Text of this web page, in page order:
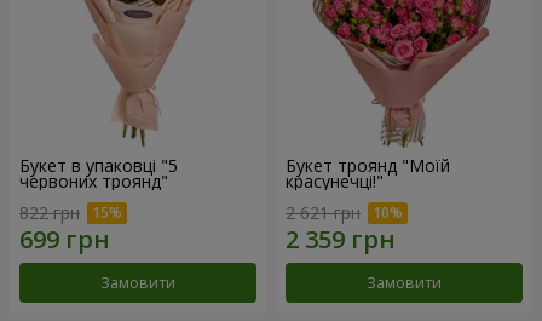
Букет в упаковці "5
червоних троянд"
822 грн
Замовити
Букет троянд "Моїй
красунечці!"
2 621 грн
Замовити